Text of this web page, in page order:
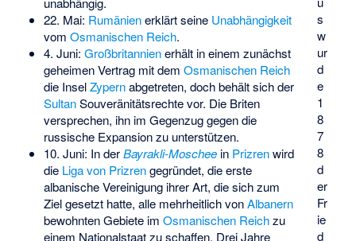
s
w
ur
d
e
1
8
7
8
d
er
Fr
ie
d
22. Mai: Rumänienerklärt seine Unabhängigkeit
vom Osmanischen Reich.
4. Juni: Großbritannienerhält in einem zunächst
geheimen Vertrag mit dem Osmanischen Reich
die InselZypernabgetreten, doch behält sich der
SultanSouveränitätsrechte vor. Die Briten
versprechen, ihn im Gegenzug gegen die
russische Expansion zu unterstützen.
10. Juni: In derBayrakli-Moscheein Prizrenwird
die Liga von Prizrengegründet, die erste
albanische Vereinigung ihrer Art, die sich zum
Ziel gesetzt hatte, alle mehrheitlich vonAlbanern
bewohnten Gebiete im Osmanischen Reichzu
einem Nationalstaat zu schaffen. Drei Jahre